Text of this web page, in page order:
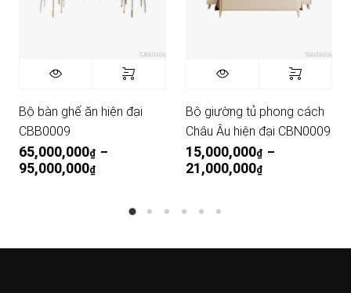
Bộ bàn ghế ăn hiện đại
CBB0009
65,000,000₫ –
95,000,000₫ Khoảng giá: từ 65,000,000₫. đến
Bộ giường tủ phong cách
Châu Âu hiện đại CBN0009
15,000,000₫ –
21,000,000₫